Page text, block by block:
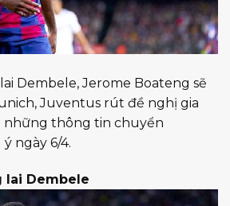
Dembele, Jerome Boateng sẽ
Juventus rút đề nghị gia
những thông tin chuyển
ngày 6/4.
lai Dembele